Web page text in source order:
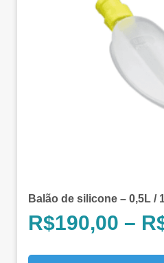
Balão de silicone – 0,5L /
R$190,00 –